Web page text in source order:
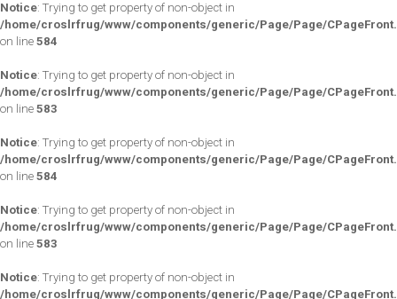
Notice: Trying to get property of non-object in
/home/croslrfrug/www/components/generic/Page/Page/
on line 584
Notice: Trying to get property of non-object in
/home/croslrfrug/www/components/generic/Page/Page/
on line 583
Notice: Trying to get property of non-object in
/home/croslrfrug/www/components/generic/Page/Page/
on line 584
Notice: Trying to get property of non-object in
/home/croslrfrug/www/components/generic/Page/Page/
on line 583
Notice: Trying to get property of non-object in
/home/croslrfrug/www/components/generic/Page/Page/